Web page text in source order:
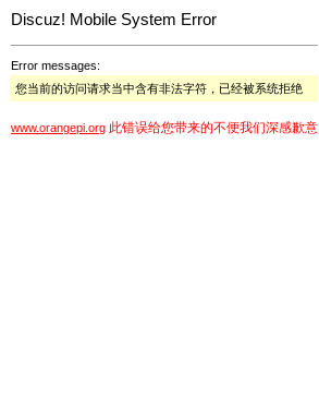
Discuz! Mobile System Error
Error messages:
您当前的访问请求当中含有非法字符，已经被系统拒绝
www.orangepi.org 此错误给您带来的不便我们深感歉意